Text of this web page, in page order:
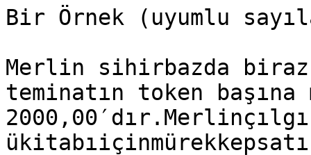
Bir Örnek (uyumlu
Merlin sihirbazda biraz
teminatın token